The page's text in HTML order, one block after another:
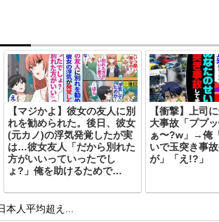
【マジかよ】彼女の友人に別
れを勧められた。後日、彼女
(元カノ)の浮気発覚したが実
は…彼女友人「だから別れた
方がいいっていったでし
ょ?」俺を助けるためで…
【衝撃】上司
大事故「ププ
ぁ〜?w」→俺
いで玉突き事
が」「え!?」
本人平均超え...